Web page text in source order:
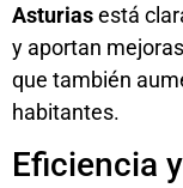
Asturiasestá
y aportan
que también
habitantes.
Eficiencia